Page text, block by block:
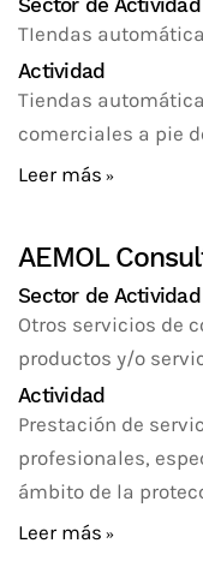
Sector de Actividad
TIendas
Actividad
Tiendas
comerciales a pie
Leer más
AEMOL
Sector de Actividad
Otros servicios de
productos y/o
Actividad
Prestación de
profesionales,
ámbito de la
Leer más